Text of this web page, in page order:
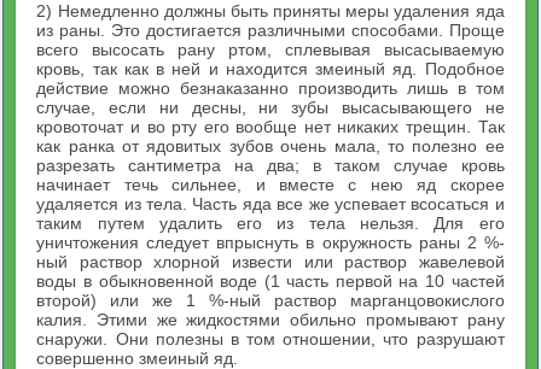
2) Немедленно должны быть приняты меры удаления яда
из раны. Это достигается различными способами. Проще
всего высосать рану ртом, сплевывая высасываемую
кровь, так как в ней и находится змеиный яд. Подобное
действие можно безнаказанно производить лишь в том
случае, если ни десны, ни зубы высасывающего не
кровоточат и во рту его вообще нет никаких трещин. Так
как ранка от ядовитых зубов очень мала, то полезно ее
разрезать сантиметра на два; в таком случае кровь
начинает течь сильнее, и вместе с нею яд скорее
удаляется из тела. Часть яда все же успевает всосаться и
таким путем удалить его из тела нельзя. Для его
уничтожения следует впрыснуть в окружность раны 2 %-
ный раствор хлорной извести или раствор жавелевой
воды в обыкновенной воде (1 часть первой на 10 частей
второй) или же 1 %-ный раствор марганцовокислого
калия. Этими же жидкостями обильно промывают рану
снаружи. Они полезны в том отношении, что разрушают
совершенно змеиный яд.